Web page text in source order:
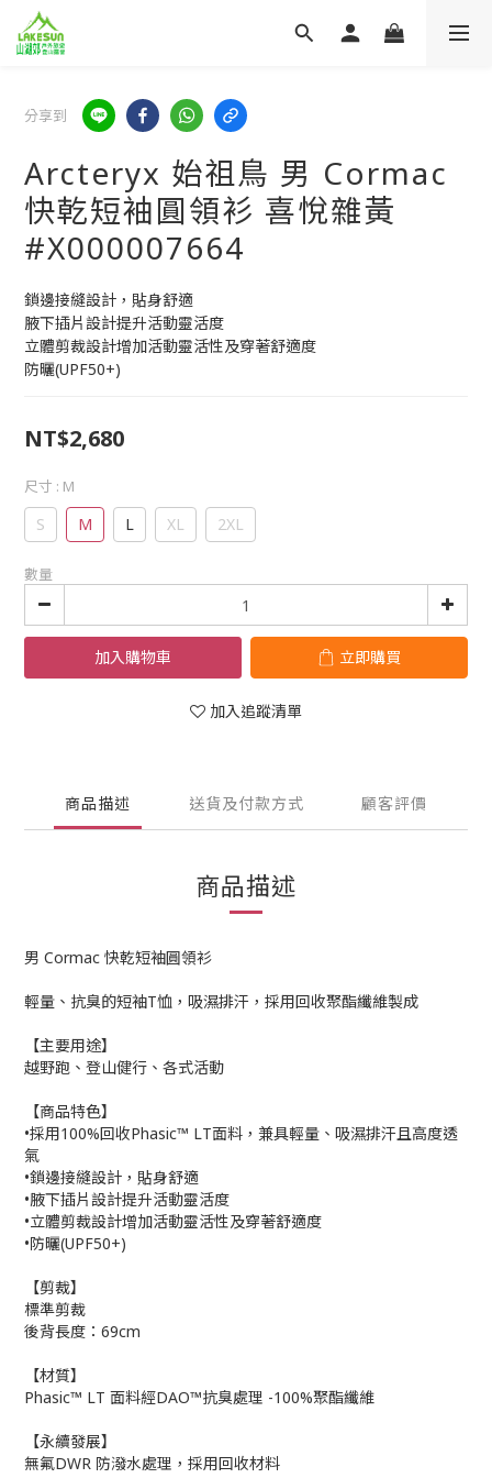
分享到
Arcteryx 始祖鳥 男 Cormac
快乾短袖圓領衫 喜悅雜黃
#X000007664
鎖邊接縫設計，貼身舒適
腋下插片設計提升活動靈活度
立體剪裁設計增加活動靈活性及穿著舒適度
防曬(UPF50+)
NT$2,680
尺寸 : M
S M L XL 2XL
數量
加入購物車 立即購買
加入追蹤清單
商品描述 送貨及付款方式 顧客評價
商品描述
男 Cormac 快乾短袖圓領衫
輕量、抗臭的短袖T恤，吸濕排汗，採用回收聚酯纖維製成
【主要用途】
越野跑、登山健行、各式活動
【商品特色】
•採用100%回收Phasic™ LT面料，兼具輕量、吸濕排汗且高度透
氣
•鎖邊接縫設計，貼身舒適
•腋下插片設計提升活動靈活度
•立體剪裁設計增加活動靈活性及穿著舒適度
•防曬(UPF50+)
【剪裁】
標準剪裁
後背長度：69cm
【材質】
Phasic™ LT 面料經DAO™抗臭處理 -100%聚酯纖維
【永續發展】
無氟DWR 防潑水處理，採用回收材料